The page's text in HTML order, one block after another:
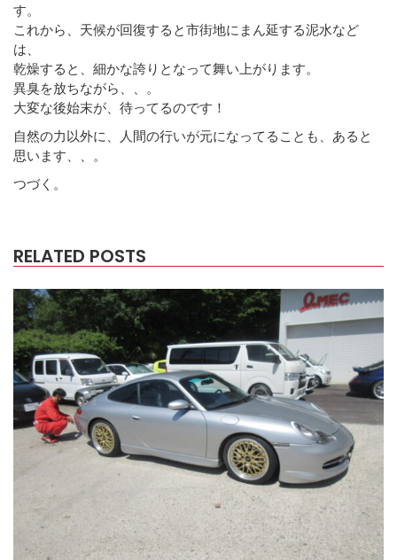
す。
これから、天候が回復すると市街地にまん延する泥水など
は、
乾燥すると、細かな誇りとなって舞い上がります。
異臭を放ちながら、、。
大変な後始末が、待ってるのです！
自然の力以外に、人間の行いが元になってることも、あると
思います、、。
つづく。
RELATED POSTS